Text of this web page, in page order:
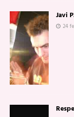
Javi
24